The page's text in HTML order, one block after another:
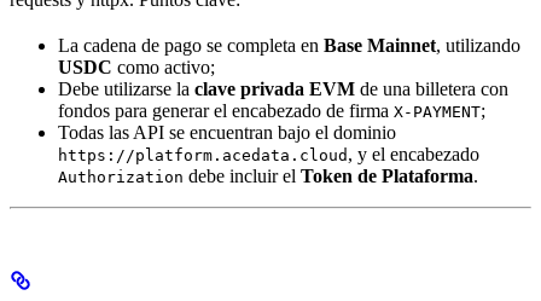
La cadena de pago se completa en Base Mainnet, utilizando
USDC como activo;
Debe utilizarse la clave privada EVM de una billetera con
fondos para generar el encabezado de firma X-PAYMENT;
Todas las API se encuentran bajo el dominio
https://platform.acedata.cloud , y el encabezado
Authorization debe incluir el Token de Plataforma.